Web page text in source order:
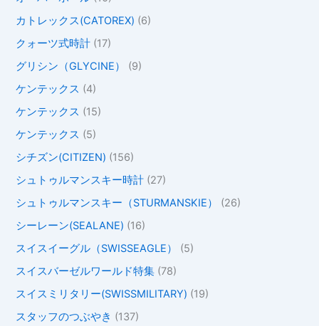
カトレックス(CATOREX) (6)
クォーツ式時計 (17)
グリシン（GLYCINE）
(9)
ケンテックス (4)
ケンテックス (15)
ケンテックス (5)
シチズン(CITIZEN) (156)
シュトゥルマンスキー時計 (27)
シュトゥルマンスキー（STURMANSKIE）
(26)
シーレーン(SEALANE) (16)
スイスイーグル（SWISSEAGLE）
(5)
スイスバーゼルワールド特集 (78)
スイスミリタリー(SWISSMILITARY) (19)
スタッフのつぶやき (137)